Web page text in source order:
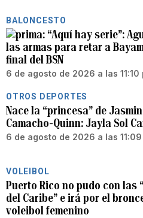
BALONCESTO
“Aquí hay serie”:
las armas para retar a
final del BSN
6 de agosto de 2026 a las 11:10
OTROS DEPORTES
Nace la “princesa” de
Camacho-Quinn: Jayla Sol
6 de agosto de 2026 a las 11:09
VOLEIBOL
Puerto Rico no pudo con las
del Caribe” e irá por el
voleibol femenino